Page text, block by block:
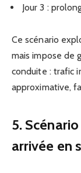
Jour 3 :
Ce scénario
mais impose de
conduite : trafic
approximative,
5.
arrivée en